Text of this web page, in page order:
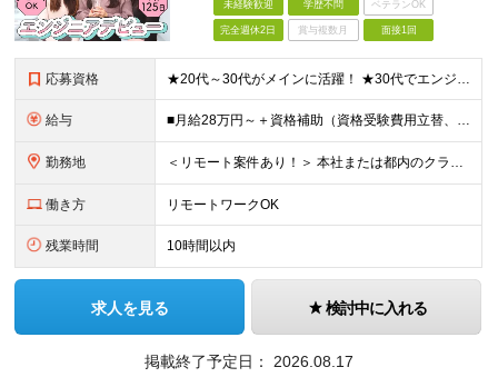
未経験歓迎 学歴不問 ベテランOK
完全週休2日 賞与複数月 面接1回
応募資格 ★20代～30代がメインに活躍！ ★30代でエンジニアデビューしたメンバーも！ ■経験・資格不問 ■学歴不問 ━━━━━……‥ 当社では何よりもコミュニケーション力を 重視した採用を行っています！
給与 ■月給28万円～＋資格補助（資格受験費用立替、書籍代立替）＋リファラル手当（経験者10万円/未経験者6万円） ※給与は経験・スキルに応じて決定します ※上記給与額には固定残業代（20時間分/34,39
勤務地 ＜リモート案件あり！＞ 本社または都内のクライアント先での勤務となります。 ■本社/東京都千代田区神田司町2-10-4 NOVEL WORK Kanda 3階 (変更の範囲)上記を除く当社関連勤務地
働き方 リモートワークOK
残業時間 10時間以内
求人を見る 検討中に入れる
掲載終了予定日： 2026.08.17